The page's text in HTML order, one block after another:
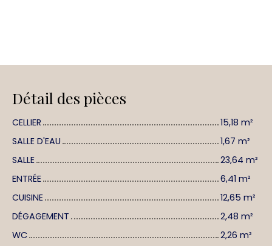
Détail des pièces
CELLIER
15,18 m²
SALLE D'EAU
1,67 m²
SALLE
23,64 m²
ENTRÉE
6,41 m²
CUISINE
12,65 m²
DÉGAGEMENT
2,48 m²
WC
2,26 m²